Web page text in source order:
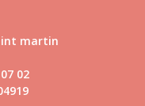
martin
02